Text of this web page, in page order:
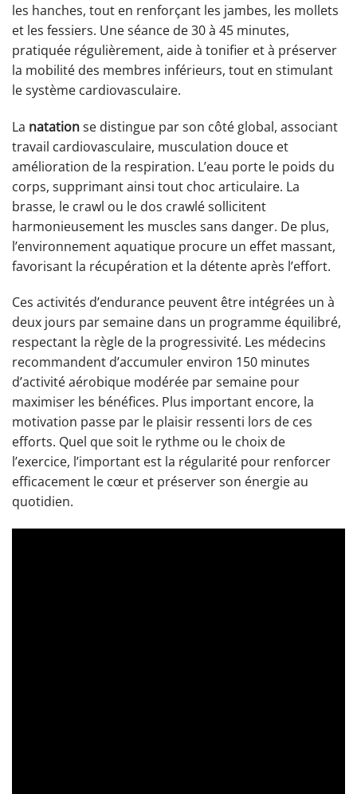
les hanches, tout en renforçant les jambes, les mollets
et les fessiers. Une séance de 30 à 45 minutes,
pratiquée régulièrement, aide à tonifier et à préserver
la mobilité des membres inférieurs, tout en stimulant
le système cardiovasculaire.
La natationse distingue par son côté global, associant
travail cardiovasculaire, musculation douce et
amélioration de la respiration. L’eau porte le poids du
corps, supprimant ainsi tout choc articulaire. La
brasse, le crawl ou le dos crawlé sollicitent
harmonieusement les muscles sans danger. De plus,
l’environnement aquatique procure un effet massant,
favorisant la récupération et la détente après l’effort.
Ces activités d’endurance peuvent être intégrées un à
deux jours par semaine dans un programme équilibré,
respectant la règle de la progressivité. Les médecins
recommandent d’accumuler environ 150 minutes
d’activité aérobique modérée par semaine pour
maximiser les bénéfices. Plus important encore, la
motivation passe par le plaisir ressenti lors de ces
efforts. Quel que soit le rythme ou le choix de
l’exercice, l’important est la régularité pour renforcer
efficacement le cœur et préserver son énergie au
quotidien.